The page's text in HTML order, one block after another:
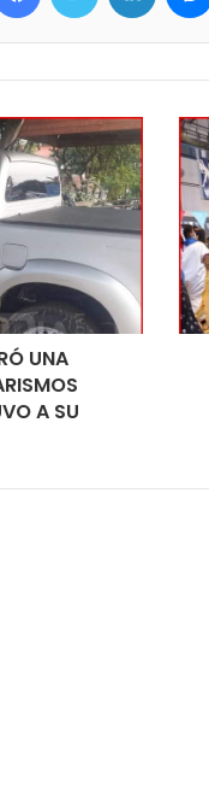
UNA
A SU